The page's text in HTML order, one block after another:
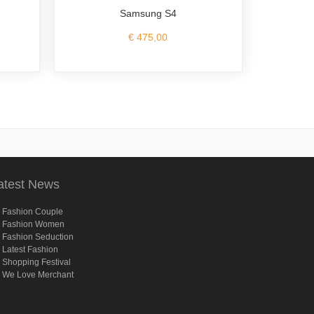
Samsung S4
€ 475,00
News
Fashion Couple
Fashion Women
Fashion Seduction
Latest Fashion
Shopping Festival
We Love Merchant